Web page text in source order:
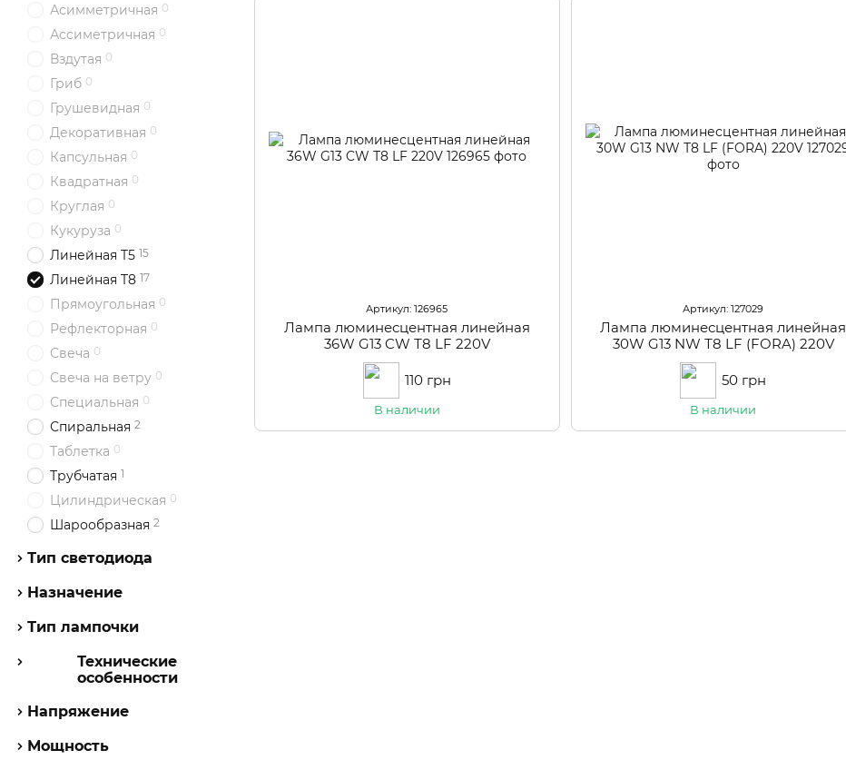
Артикул: 126965
Лампа люминесцентная линейная
36W G13 CW Т8 LF 220V
110 грн
В наличии
Артикул: 127029
Лампа люминесцентная линейная
30W G13 NW Т8 LF (FORA) 220V
50 грн
В наличии
Асимметричная 0
Ассиметричная 0
Вздутая 0
Гриб 0
Грушевидная 0
Декоративная 0
Капсульная 0
Квадратная 0
Круглая 0
Кукуруза 0
Линейная T5 15
Линейная T8 17
Прямоугольная 0
Рефлекторная 0
Свеча 0
Свеча на ветру 0
Специальная 0
Спиральная 2
Таблетка 0
Трубчатая 1
Цилиндрическая 0
Шарообразная 2
Тип светодиода
Назначение
Тип лампочки
Технические
особенности
Напряжение
Мощность